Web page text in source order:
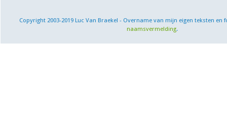
Copyright 2003-2019 Luc Van Braekel - Overname van mijn eigen teksten en
naamsvermelding.